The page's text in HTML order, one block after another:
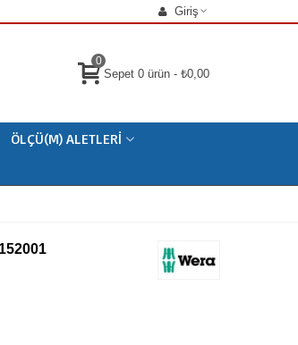
Giriş
0
Sepet 0 ürün - ₺0,00
ÖLÇÜ(M) ALETLERI